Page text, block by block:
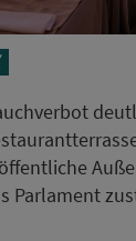
Parlament